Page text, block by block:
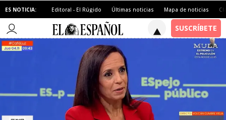
ES NOTICIA: Editoral - El Rúgido Últimas noticias Mapa de noticias